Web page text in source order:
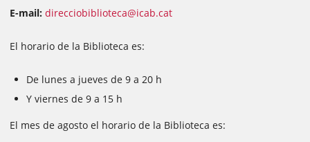
E-mail: direcciobiblioteca@icab.cat
El horario de la Biblioteca es:
De lunes a jueves de 9 a 20 h
Y viernes de 9 a 15 h
El mes de agosto el horario de la Biblioteca es: